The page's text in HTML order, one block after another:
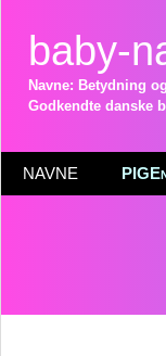
baby-
Navne: Betydning
Godkendte danske
NAVNE